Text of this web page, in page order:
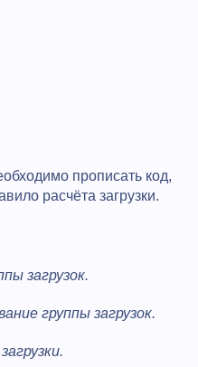
прописать код,
расчёта загрузки.
загрузок.
группы загрузок.